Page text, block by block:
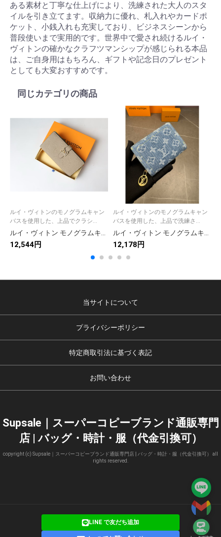
ある素材と丁寧な仕上げにより、洗練された大人のスタ
イルを引き立てます。収納力に優れ、札入れやカードポ
ケット、小銭入れも充実しており、ビジネスシーンから
普段使いまで実用的です。世界中で愛され続けるルイ・
ヴィトンの確かなクラフツマンシップが感じられる本品
は、ご自身用はもちろん、ギフトや記念日のプレゼント
としても大変おすすめです。
同じカテゴリの商品
ルイ・ヴィトンのモノグラムキャン
バスを使用した、上品でクラシ...
ルイ・ヴィトン モノグラムキャンバス 上品な長財布 レディースに人気の定番モデル
12,544円
ルイ・ヴィトンのモノグラムキャン
バスを使用した、上品で洗練さ...
ルイ・ヴィトン モノグラムキャンバス 上品な長財布 レディースに人気の定番モデル
12,178円
当サイトについて
プライバシーポリシー
特定商取引法に基づく表記
お問い合わせ
Supsale｜スーパーコピーブランド通販専門
店 | バッグ・時計・服（代金引換可）
copyright (c) Supsale｜スーパーコピーブランド通販専門店 | バッグ・時計・服（代金引換可） all
rights reserved.
LINE で友だち追加